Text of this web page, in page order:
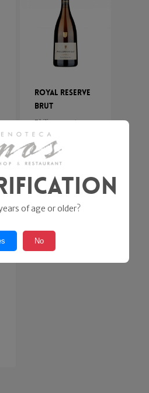
Royal Reserve
Brut
Philipponnat
48,00
of age or older?
No